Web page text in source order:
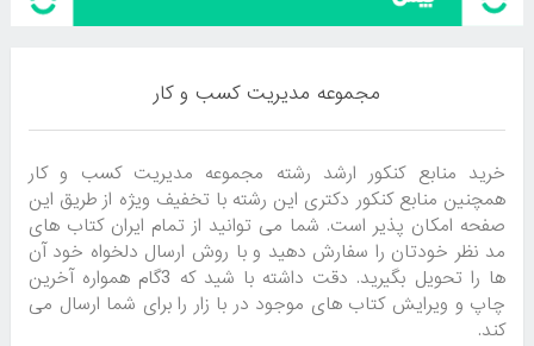
مجموعه مدیریت کسب و کار
خرید منابع کنکور ارشد رشته مجموعه مدیریت کسب و کار
همچنین منابع کنکور دکتری این رشته با تخفیف ویژه از طریق این
صفحه امکان پذیر است. شما می توانید از تمام ایران کتاب های
مد نظر خودتان را سفارش دهید و با روش ارسال دلخواه خود آن
ها را تحویل بگیرید. دقت داشته با شید که 3گام همواره آخرین
چاپ و ویرایش کتاب های موجود در با زار را برای شما ارسال می
کند.